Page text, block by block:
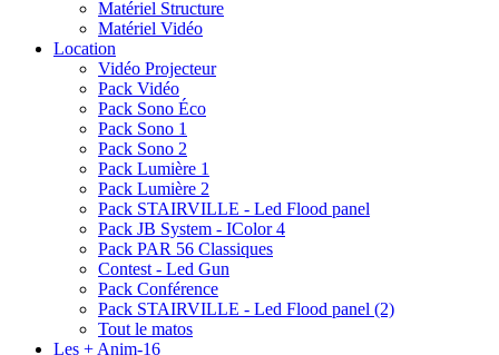
Matériel Structure
Matériel Vidéo
Location
Vidéo Projecteur
Pack Vidéo
Pack Sono Éco
Pack Sono 1
Pack Sono 2
Pack Lumière 1
Pack Lumière 2
Pack STAIRVILLE - Led Flood panel
Pack JB System - IColor 4
Pack PAR 56 Classiques
Contest - Led Gun
Pack Conférence
Pack STAIRVILLE - Led Flood panel (2)
Tout le matos
Les + Anim-16